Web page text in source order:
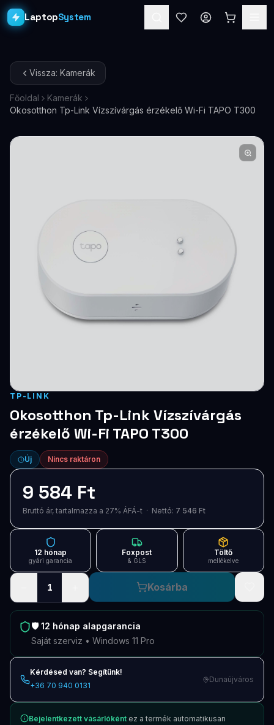
LaptopSystem
Asztali PC-k
Workstation PRO
Ajándékkártya
Szolgáltatások
Vissza: Kamerák
Főoldal
Kamerák
Okosotthon Tp-Link Vízszívárgás érzékelő Wi-Fi TAPO T300
TP-LINK
Okosotthon Tp-Link Vízszívárgás
érzékelő Wi-Fi TAPO T300
Új Nincs raktáron
9 584 Ft
Bruttó ár, tartalmazza a 27% ÁFÁ-t · Nettó: 7 546 Ft
12 hónap
gyári garancia
Foxpost
& GLS
Töltő
mellékelve
1 Kosárba
🛡️12 hónap alapgarancia
Saját szerviz • Windows 11 Pro
Kérdésed van? Segítünk!
+36 70 940 0131
Dunaújváros
Bejelentkezett vásárlóként ez a termék automatikusan